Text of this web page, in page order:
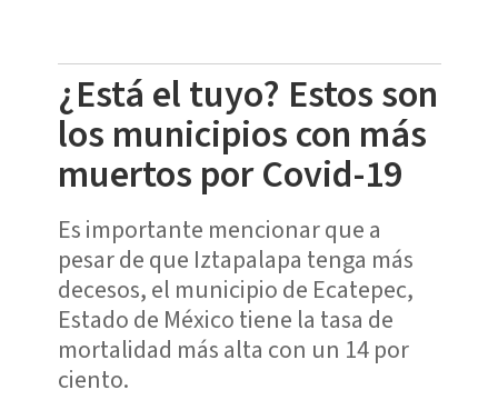
¿Está el tuyo? Estos son
los municipios con más
muertos por Covid-19
Es importante mencionar que a
pesar de que Iztapalapa tenga más
decesos, el municipio de Ecatepec,
Estado de México tiene la tasa de
mortalidad más alta con un 14 por
ciento.